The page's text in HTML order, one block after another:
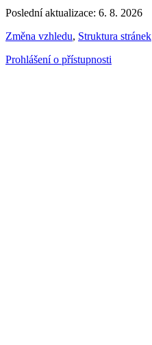
Poslední aktualizace: 6. 8. 2026
Změna vzhledu, Struktura stránek
Prohlášení o přístupnosti